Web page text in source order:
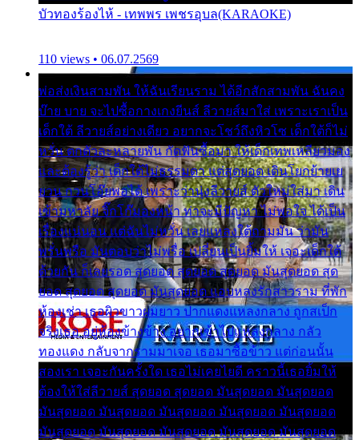
บัวทองร้องไห้ - เทพพร เพชรอุบล(KARAOKE)
110 views • 06.07.2569
พ่อส่งเงินสามพัน ให้ฉันเรียนราม ได้อีกสักสามพัน ฉันคง
บ๊าย บาย จะไปซื้อกางเกงยีนส์ ลีวายส์มาใส่ เพราะเราเป็น
เด็กใต้ ลีวายส์อย่างเดียว อยากจะโชว์ถึงหิวโซ เด็กใต้ก็ไม่
หวั่น ตกตัวละหลายพัน กัดฟันซื้อมา ให้เด็กเทพเหลียวมอง
และต้องรู้ว่า เด็กใต้ไม่ธรรมดา แต่สุดยอด เดินโยกย้ายเย
ยวน กวนโอ๊ยพอได้ เพราะว่านุ่งลีวายส์ ตัวใหม่ใส่มา เดิน
เข้ามหาลัย จิ๊กโก๊มองหน้า ท่าจะมีปัญหา ไม่พอใจ ได้เป็น
เรื่องแน่นอน แต่ฉันไม่หวั่น เลยแหลงใต้ถามมัน ว่ามัน
พรั่นพรือ มันตอบว่าไม่พรื่อ เปลี่ยนเป็นยิ้มให้ เจอะเด็กใต้
ด้วยกัน ก็เลยรอด สุดยอด สุดยอด สุดยอด มันสุดยอด สุด
ยอด สุดยอด สุดยอด มันสุดยอด แอบหลงรักสาวราม ที่พัก
ห้องเช่า เธอผิวขาวผมยาว ปากแดงแหลงกลาง ถูกสเป็ก
จริงเธอ อยู่ห้องข้างข้าง อยากเข้าไปแหลงกลาง กลัว
ทองแดง กลับจากรามมาเจอ เธอมาซื้อข้าว แต่ก่อนนั้น
สองเรา เจอะกันครั้งใด เธอไม่เคยไยดี คราวนี้เธอยิ้มให้
ต้องให้ใส่ลีวายส์ สุดยอด สุดยอด มันสุดยอด มันสุดยอด
มันสุดยอด มันสุดยอด มันสุดยอด มันสุดยอด มันสุดยอด
มันสุดยอด มันสุดยอด มันสุดยอด มันสุดยอด มันสุดยอด